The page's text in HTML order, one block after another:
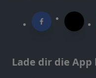
Lade dir die